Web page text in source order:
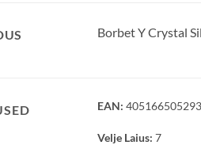
Borbet Y Crystal
EAN:
Velje Laius: 7